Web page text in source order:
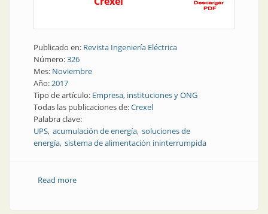
Publicado en: Revista Ingeniería Eléctrica
Número:326
Mes: Noviembre
Año:2017
Tipo de artículo: Empresa, instituciones y ONG
Todas las publicaciones de:Crexel
Palabra clave:
UPS acumulación de energía soluciones de
energía sistema de alimentación ininterrumpida
Read moreabout Acumulación de energía | Crexel: 30 años de